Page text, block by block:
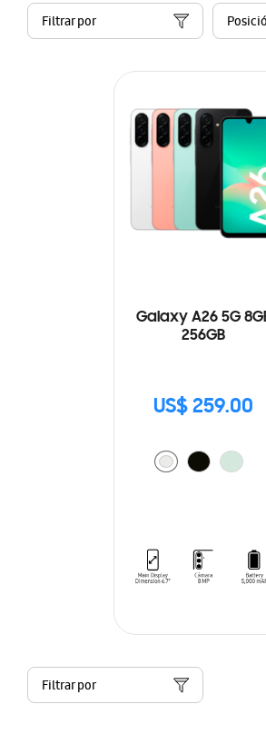
Filtrar por
Galaxy A26 5G
256GB
US$ 259.00
Filtrar por